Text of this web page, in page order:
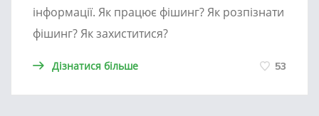
інформації. Як працює фішинг? Як розпізнати
фішинг? Як захиститися?
Дізнатися більше 53